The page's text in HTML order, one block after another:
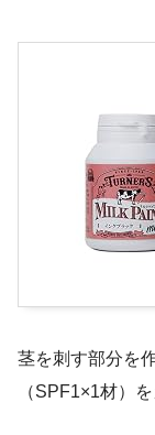
茎を刺す部分を
（SPF1×1材）